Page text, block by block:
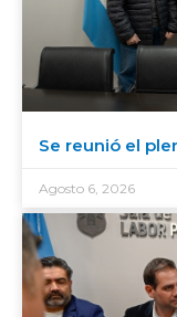
Se reunió el
Agosto 6, 2026